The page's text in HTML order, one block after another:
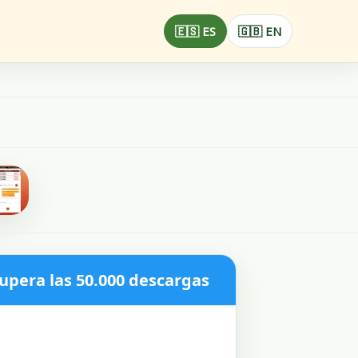
🇪🇸 ES 🇬🇧 EN
las 50.000 descargas